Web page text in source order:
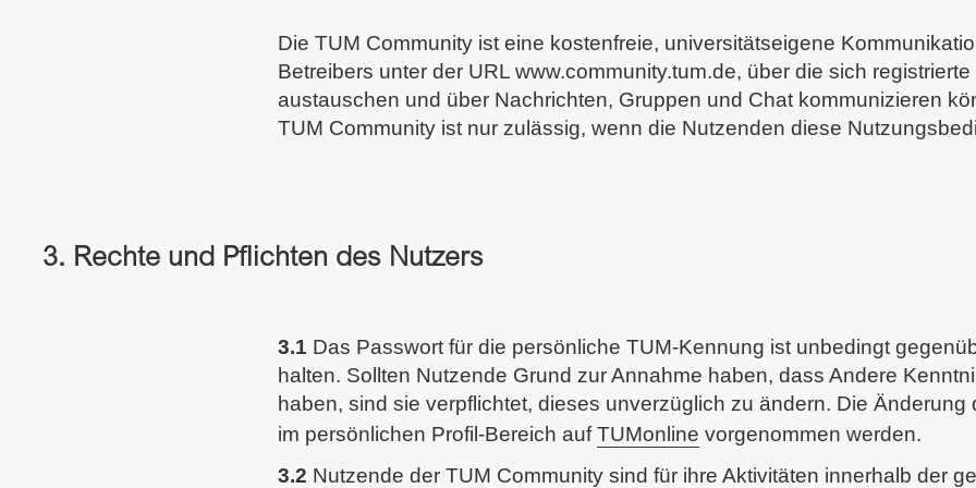
Die TUM Community ist eine kostenfreie, universitätseigene
Betreibers unter der URL www.community.tum.de, über die sich
austauschen und über Nachrichten, Gruppen und Chat kommunizieren
TUM Community ist nur zulässig, wenn die Nutzenden diese
3. Rechte und Pflichten des Nutzers
3.1 Das Passwort für die persönliche TUM-Kennung ist unbedingt
halten. Sollten Nutzende Grund zur Annahme haben, dass Andere
haben, sind sie verpflichtet, dieses unverzüglich zu ändern. Die
im persönlichen Profil-Bereich aufTUMonline vorgenommen werden.
3.2 Nutzende der TUM Community sind für ihre Aktivitäten innerhalb der